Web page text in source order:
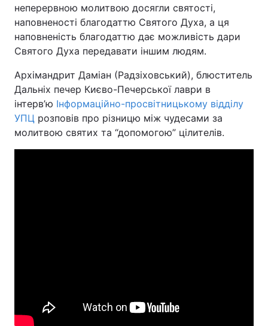
неперервною молитвою досягли святості,
наповненості благодаттю Святого Духа, а ця
наповненість благодаттю дає можливість дари
Святого Духа передавати іншим людям.
Архімандрит Даміан (Радзіховський), блюститель
Дальніх печер Києво-Печерської лаври в
інтерв’ю Інформаційно-просвітницькому відділу
УПЦ розповів про різницю між чудесами за
молитвою святих та “допомогою” цілителів.